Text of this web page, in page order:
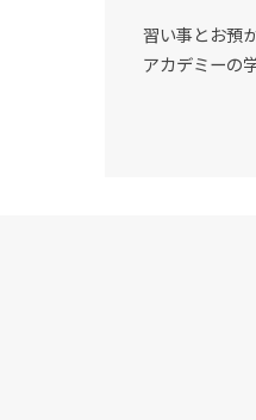
習い事とお預
アカデミーの